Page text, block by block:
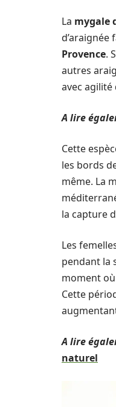
La mygale
d’araignée
Provence.
autres
avec
A lire
Cette
les bords
même. La
la capture
Les
pendant la
moment
Cette
A lire
naturel